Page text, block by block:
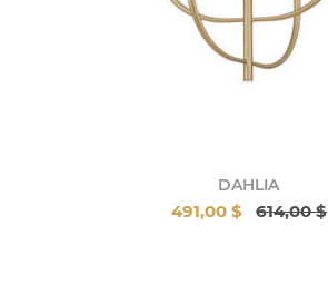
DAHLIA
491,00 $ 614,00 $